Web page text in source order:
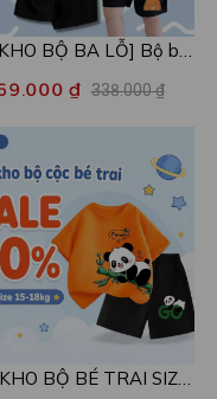
BỘ BA LỖ] Bộ ba
bé trai nhiều mẫu lẻ
từ 15-40kg - Quần áo
- Loza Kids XABL01
₫ 338.000 ₫
BỘ BÉ TRAI SIZE